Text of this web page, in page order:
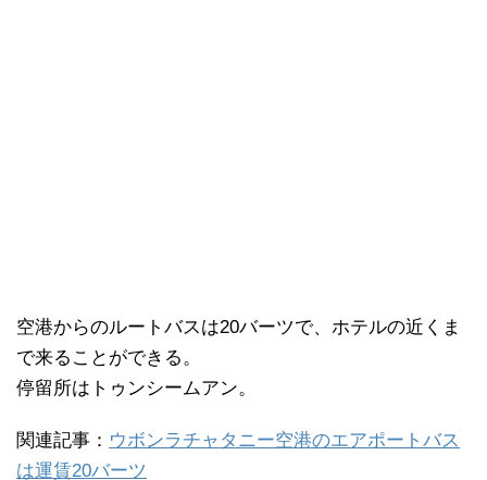
空港からのルートバスは20バーツで、ホテルの近くま
で来ることができる。
停留所はトゥンシームアン。
関連記事： ウボンラチャタニー空港のエアポートバス
は運賃20バーツ